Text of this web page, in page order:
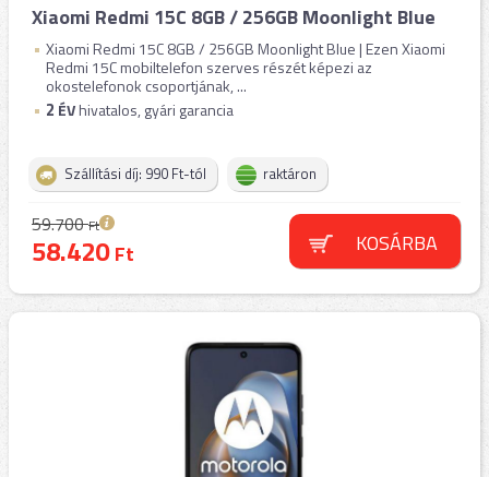
Xiaomi Redmi 15C 8GB / 256GB Moonlight Blue
Xiaomi Redmi 15C 8GB / 256GB Moonlight Blue | Ezen Xiaomi
Redmi 15C mobiltelefon szerves részét képezi az
okostelefonok csoportjának, ...
2 ÉVhivatalos, gyári garancia
Szállítási díj: 990 Ft-tól raktáron
59.700Ft
58.420Ft KOSÁRBA